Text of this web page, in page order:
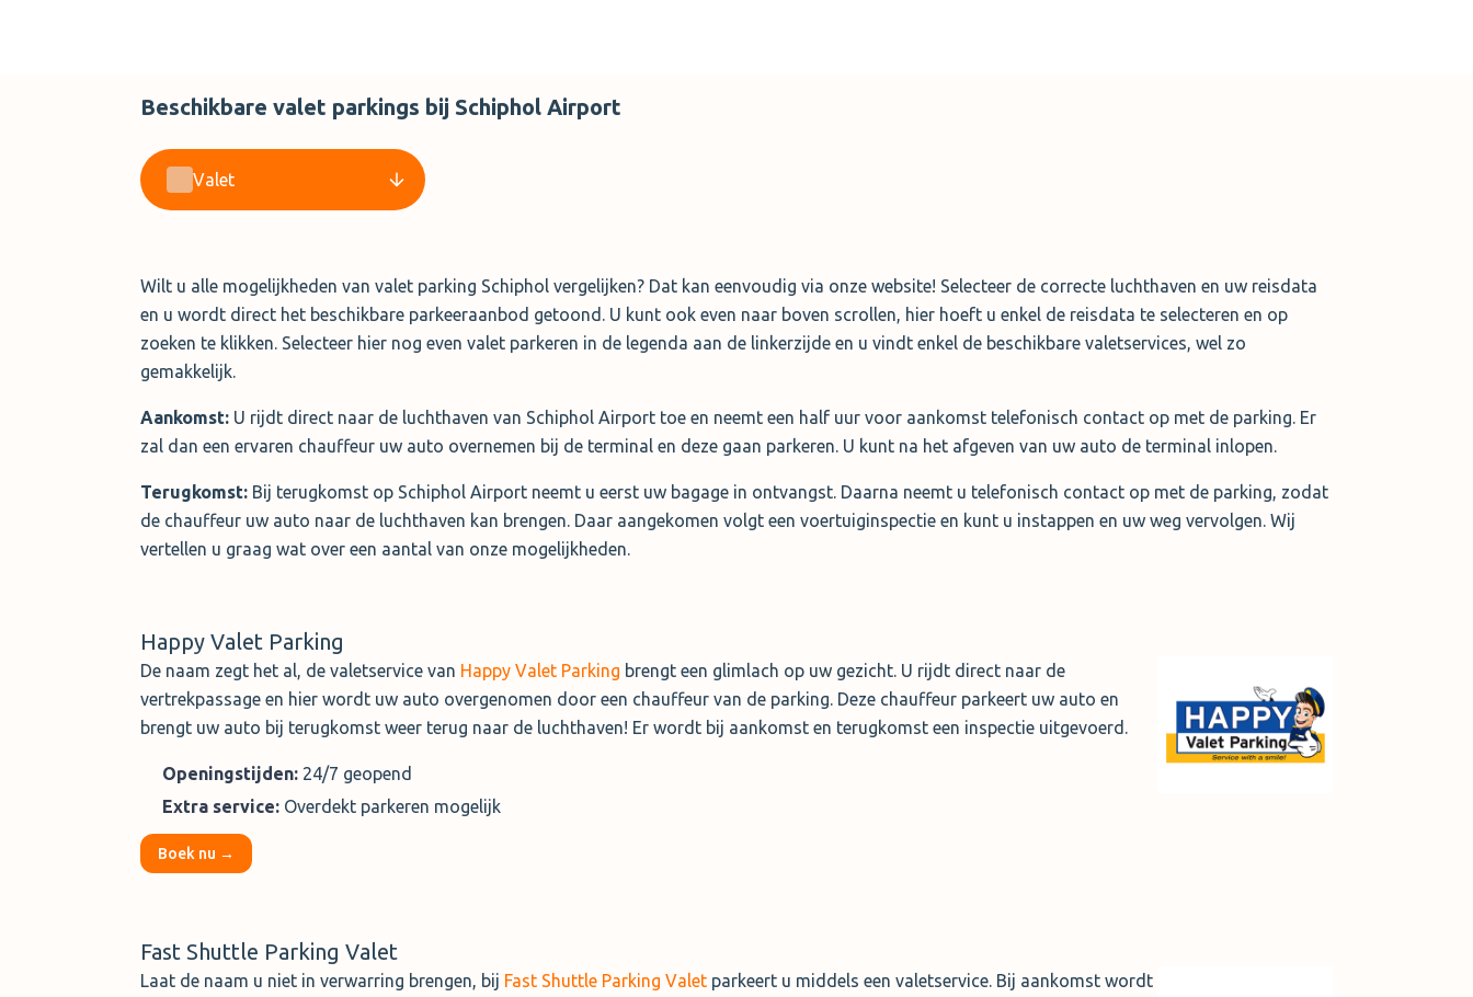
Beschikbare valet parkings bij Schiphol Airport
Valet
Wilt u alle mogelijkheden van valet parking Schiphol vergelijken? Dat kan eenvoudig via onze website! Selecteer de correcte luchthaven en uw reisdata
en u wordt direct het beschikbare parkeeraanbod getoond. U kunt ook even naar boven scrollen, hier hoeft u enkel de reisdata te selecteren en op
zoeken te klikken. Selecteer hier nog even valet parkeren in de legenda aan de linkerzijde en u vindt enkel de beschikbare valetservices, wel zo
gemakkelijk.
Aankomst: U rijdt direct naar de luchthaven van Schiphol Airport toe en neemt een half uur voor aankomst telefonisch contact op met de parking. Er
zal dan een ervaren chauffeur uw auto overnemen bij de terminal en deze gaan parkeren. U kunt na het afgeven van uw auto de terminal inlopen.
Terugkomst: Bij terugkomst op Schiphol Airport neemt u eerst uw bagage in ontvangst. Daarna neemt u telefonisch contact op met de parking, zodat
de chauffeur uw auto naar de luchthaven kan brengen. Daar aangekomen volgt een voertuiginspectie en kunt u instappen en uw weg vervolgen. Wij
vertellen u graag wat over een aantal van onze mogelijkheden.
Happy Valet Parking
De naam zegt het al, de valetservice van Happy Valet Parking brengt een glimlach op uw gezicht. U rijdt direct naar de
vertrekpassage en hier wordt uw auto overgenomen door een chauffeur van de parking. Deze chauffeur parkeert uw auto en
brengt uw auto bij terugkomst weer terug naar de luchthaven! Er wordt bij aankomst en terugkomst een inspectie uitgevoerd.
Openingstijden: 24/7 geopend
Extra service: Overdekt parkeren mogelijk
Boek nu →
Fast Shuttle Parking Valet
Laat de naam u niet in verwarring brengen, bij Fast Shuttle Parking Valet parkeert u middels een valetservice. Bij aankomst wordt